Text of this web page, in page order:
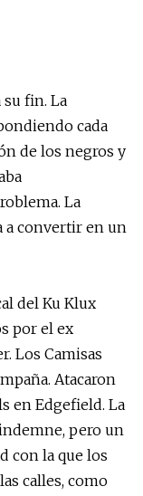
su fin. La
cada
de los negros y
La
a convertir en un
del Ku Klux
por el ex
Los Camisas
Atacaron
en Edgefield. La
pero un
con la que los
calles, como